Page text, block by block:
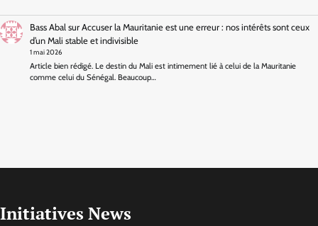
Bass Abalsur Accuser la Mauritanie est une erreur : nos intérêts sont ceux
d’un Mali stable et indivisible
1 mai 2026
Article bien rédigé. Le destin du Mali est intimement lié à celui de la Mauritanie
comme celui du Sénégal. Beaucoup…
Initiatives News